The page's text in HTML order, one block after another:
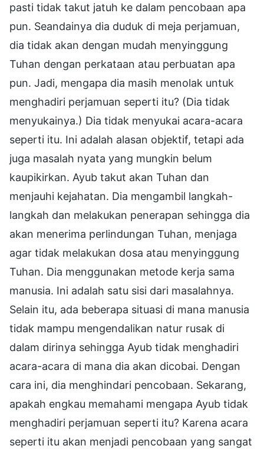
pasti tidak takut jatuh ke dalam pencobaan apa
pun. Seandainya dia duduk di meja perjamuan,
dia tidak akan dengan mudah menyinggung
Tuhan dengan perkataan atau perbuatan apa
pun. Jadi, mengapa dia masih menolak untuk
menghadiri perjamuan seperti itu? (Dia tidak
menyukainya.) Dia tidak menyukai acara-acara
seperti itu. Ini adalah alasan objektif, tetapi ada
juga masalah nyata yang mungkin belum
kaupikirkan. Ayub takut akan Tuhan dan
menjauhi kejahatan. Dia mengambil langkah-
langkah dan melakukan penerapan sehingga dia
akan menerima perlindungan Tuhan, menjaga
agar tidak melakukan dosa atau menyinggung
Tuhan. Dia menggunakan metode kerja sama
manusia. Ini adalah satu sisi dari masalahnya.
Selain itu, ada beberapa situasi di mana manusia
tidak mampu mengendalikan natur rusak di
dalam dirinya sehingga Ayub tidak menghadiri
acara-acara di mana dia akan dicobai. Dengan
cara ini, dia menghindari pencobaan. Sekarang,
apakah engkau memahami mengapa Ayub tidak
menghadiri perjamuan seperti itu? Karena acara
seperti itu akan menjadi pencobaan yang sangat